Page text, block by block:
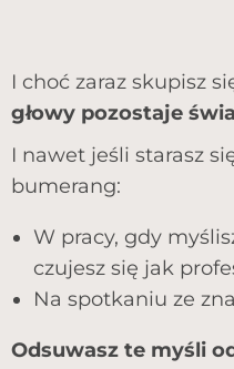
I choć zaraz skupisz
głowy pozostaje
I nawet jeśli starasz
bumerang:
W pracy, gdy
czujesz się jak
Na spotkaniu ze
Odsuwasz te myśli